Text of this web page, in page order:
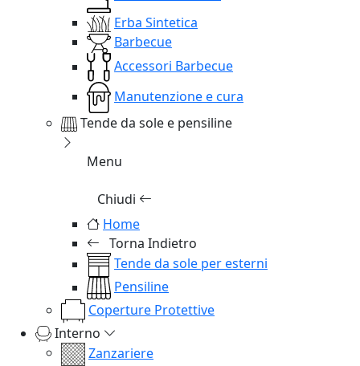
Erba Sintetica
Barbecue
Accessori Barbecue
Manutenzione e cura
Tende da sole e pensiline
Menu
Chiudi
Home
Torna Indietro
Tende da sole per esterni
Pensiline
Coperture Protettive
Interno
Zanzariere